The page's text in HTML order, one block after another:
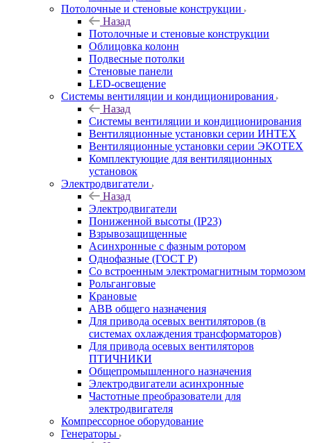
Потолочные и стеновые конструкции
Назад
Потолочные и стеновые конструкции
Облицовка колонн
Подвесные потолки
Стеновые панели
LED-освещение
Системы вентиляции и кондиционирования
Назад
Системы вентиляции и кондиционирования
Вентиляционные установки серии ИНТЕХ
Вентиляционные установки серии ЭКОТЕХ
Комплектующие для вентиляционных
установок
Электродвигатели
Назад
Электродвигатели
Пониженной высоты (IP23)
Взрывозащищенные
Асинхронные с фазным ротором
Однофазные (ГОСТ Р)
Со встроенным электромагнитным тормозом
Рольганговые
Крановые
АВВ общего назначения
Для привода осевых вентиляторов (в
системах охлаждения трансформаторов)
Для привода осевых вентиляторов
ПТИЧНИКИ
Общепромышленного назначения
Электродвигатели асинхронные
Частотные преобразователи для
электродвигателя
Компрессорное оборудование
Генераторы